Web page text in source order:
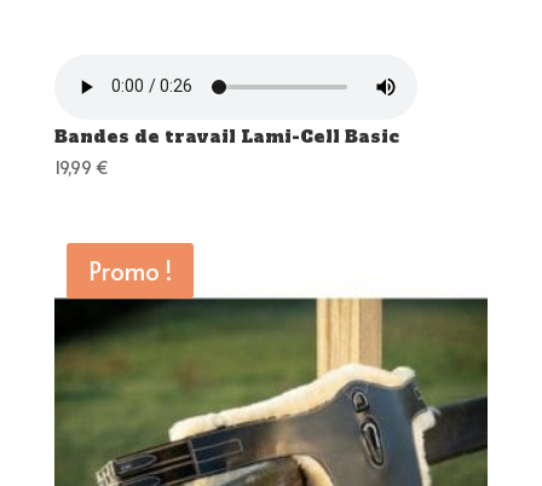
Bandes de travail Lami-Cell Basic
19,99 €
Promo !